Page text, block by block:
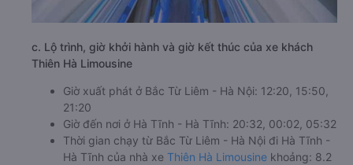
c. Lộ trình, giờ khởi hành và giờ kết thúc của xe khách
Thiên Hà Limousine
Giờ xuất phát ở Bắc Từ Liêm - Hà Nội: 12:20, 15:50,
21:20
Giờ đến nơi ở Hà Tĩnh - Hà Tĩnh: 20:32, 00:02, 05:32
Thời gian chạy từ Bắc Từ Liêm - Hà Nội đi Hà Tĩnh -
Hà Tĩnh của nhà xe Thiên Hà Limousine khoảng: 8.2